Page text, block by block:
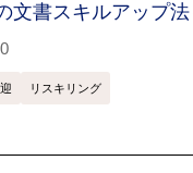
文書スキルアップ法
リスキリング